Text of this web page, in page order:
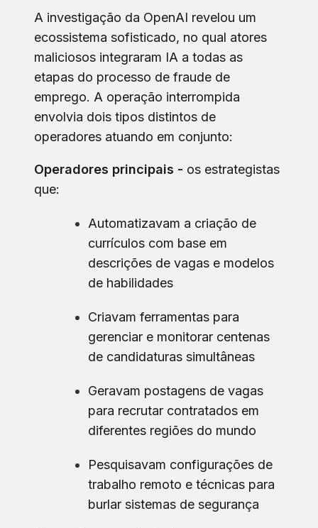
A investigação da OpenAI revelou um
ecossistema sofisticado, no qual atores
maliciosos integraram IA a todas as
etapas do processo de fraude de
emprego. A operação interrompida
envolvia dois tipos distintos de
operadores atuando em conjunto:
Operadores principais - os estrategistas
que:
Automatizavam a criação de
currículos com base em
descrições de vagas e modelos
de habilidades
Criavam ferramentas para
gerenciar e monitorar centenas
de candidaturas simultâneas
Geravam postagens de vagas
para recrutar contratados em
diferentes regiões do mundo
Pesquisavam configurações de
trabalho remoto e técnicas para
burlar sistemas de segurança